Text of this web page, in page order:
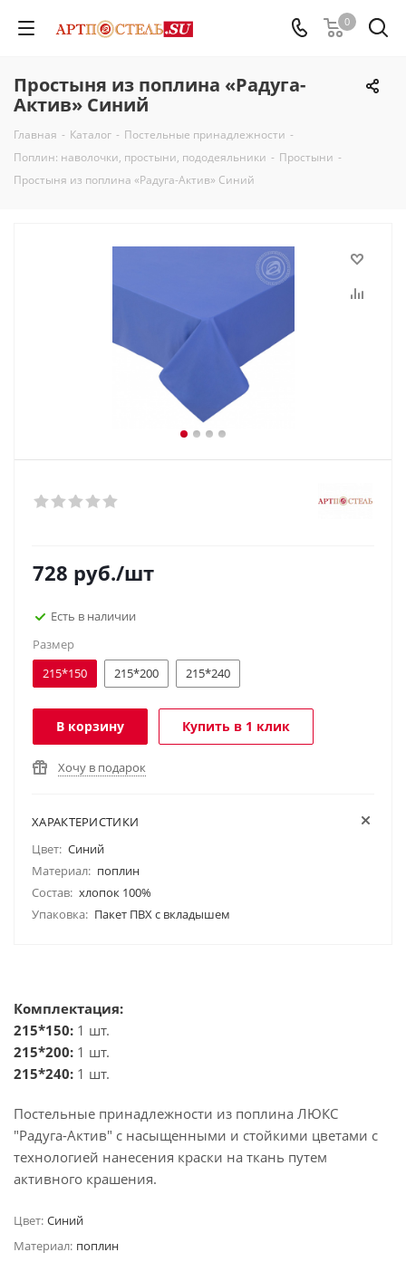
0
Простыня из поплина «Радуга-
Актив» Синий
Главная - Каталог - Постельные принадлежности -
Поплин: наволочки, простыни, пододеяльники - Простыни -
Простыня из поплина «Радуга-Актив» Синий
728 руб./шт
Есть в наличии
Размер
215*150
215*200 215*240
В корзину Купить в 1 клик
Хочу в подарок
ХАРАКТЕРИСТИКИ
Цвет: Синий
Материал: поплин
Состав: хлопок 100%
Упаковка: Пакет ПВХ с вкладышем
Комплектация:
215*150: 1 шт.
215*200: 1 шт.
215*240: 1 шт.
Постельные принадлежности из поплина ЛЮКС
"Радуга-Актив" с насыщенными и стойкими цветами с
технологией нанесения краски на ткань путем
активного крашения.
Цвет: Синий
Материал: поплин